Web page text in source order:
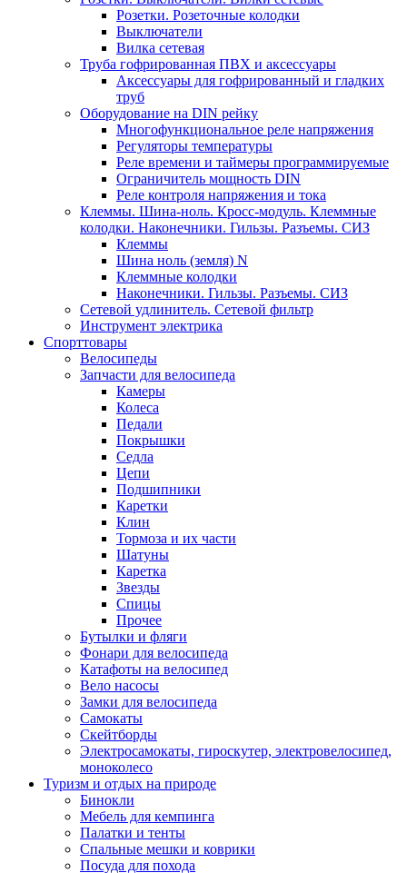
Розетки. Розеточные колодки
Выключатели
Вилка сетевая
Труба гофрированная ПВХ и аксессуары
Аксессуары для гофрированный и гладких
труб
Оборудование на DIN рейку
Многофункциональное реле напряжения
Регуляторы температуры
Реле времени и таймеры программируемые
Ограничитель мощность DIN
Реле контроля напряжения и тока
Клеммы. Шина-ноль. Кросс-модуль. Клеммные
колодки. Наконечники. Гильзы. Разъемы. СИЗ
Клеммы
Шина ноль (земля) N
Клеммные колодки
Наконечники. Гильзы. Разъемы. СИЗ
Сетевой удлинитель. Сетевой фильтр
Инструмент электрика
Спорттовары
Велосипеды
Запчасти для велосипеда
Камеры
Колеса
Педали
Покрышки
Седла
Цепи
Подшипники
Каретки
Клин
Тормоза и их части
Шатуны
Каретка
Звезды
Спицы
Прочее
Бутылки и фляги
Фонари для велосипеда
Катафоты на велосипед
Вело насосы
Замки для велосипеда
Самокаты
Скейтборды
Электросамокаты, гироскутер, электровелосипед,
моноколесо
Туризм и отдых на природе
Бинокли
Мебель для кемпинга
Палатки и тенты
Спальные мешки и коврики
Посуда для похода